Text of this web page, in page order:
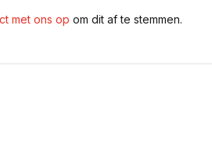
met ons op om dit af te stemmen.